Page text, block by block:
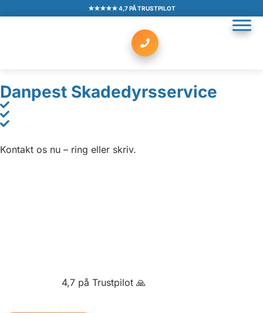
★★★★★ 4,7 PÅ TRUSTPILOT
Danpest Skadedyrsservice
Kontakt os nu – ring eller skriv.
4,7 på Trustpilot 🙏